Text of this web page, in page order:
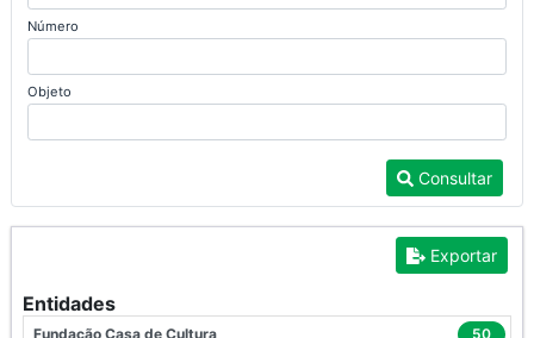
Número
Objeto
Consultar
Exportar
Entidades
Fundação Casa de Cultura 50